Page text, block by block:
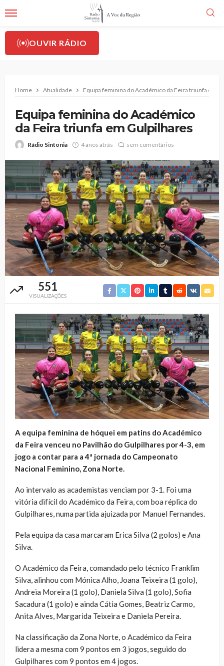
OUVIR RÁDIO
Home Atualidade Equipa feminina do Académico da Feira triunfa em
Equipa feminina do Académico
da Feira triunfa em Gulpilhares
Rádio Sintonia 4 anos atrás sem comentários
551
VISUALIZAÇÕES
A equipa feminina de hóquei em patins do Académico
da Feira venceu no Pavilhão do Gulpilhares por 4-3, em
jogo a contar para a 4ª jornada do Campeonato
Nacional Feminino, Zona Norte.
Ao intervalo as academistas venciam por 3-1. Foi uma
vitória difícil do Académico da Feira, com boa réplica do
Gulpilhares, numa partida ajuizada por Manuel Fernandes.
Pela equipa da casa marcaram Erica Silva (2 golos) e Ana
Silva.
O Académico da Feira, comandado pelo técnico Franklim
Silva, alinhou com Mónica Alho, Joana Teixeira (1 golo),
Andreia Moreira (1 golo), Daniela Silva (1 golo), Sofia
Sacadura (1 golo) e ainda Cátia Gomes, Beatriz Carmo,
Anita Alves, Margarida Teixeira e Daniela Pereira.
Na classificação da Zona Norte, o Académico da Feira
lidera a mesma com 9 pontos em 3 jogos, seguido do
Gulpilhares com 9 pontos em 4 jogos.